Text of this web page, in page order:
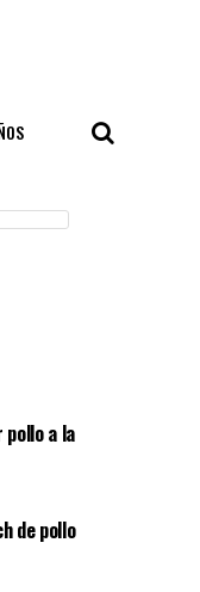
a la
de pollo